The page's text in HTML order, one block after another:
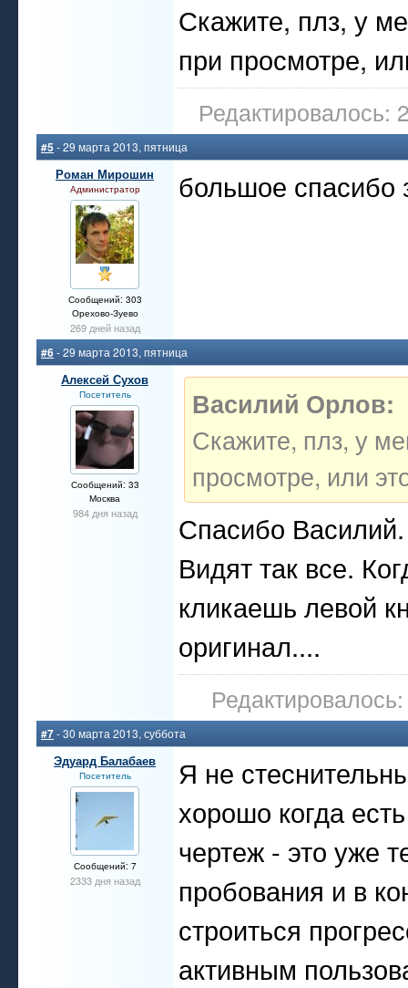
Скажите, плз, у
при просмотре,
Редактировалось:
#5 - 29 марта 2013, пятница
Роман Мирошин
Администратор
Сообщений: 303
Орехово-Зуево
269 дней назад
большое спасибо
#6- 29 марта 2013, пятница
Алексей Сухов
Посетитель
Сообщений: 33
Москва
984 дня назад
Василий Орлов:
Скажите, плз, у
просмотре, или
Спасибо Василий.
Видят так все.
кликаешь левой
оригинал....
#7- 30 марта 2013, суббота
Эдуард Балабаев
Посетитель
Сообщений: 7
2333 дня назад
Я не
хорошо когда
чертеж - это уже
пробования и в
строиться
активным